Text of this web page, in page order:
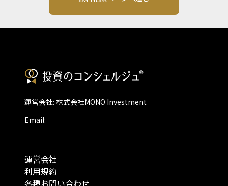
運営会社: 株式会社MONO Investment
Email:
運営会社
利用規約
各種お問い合わせ